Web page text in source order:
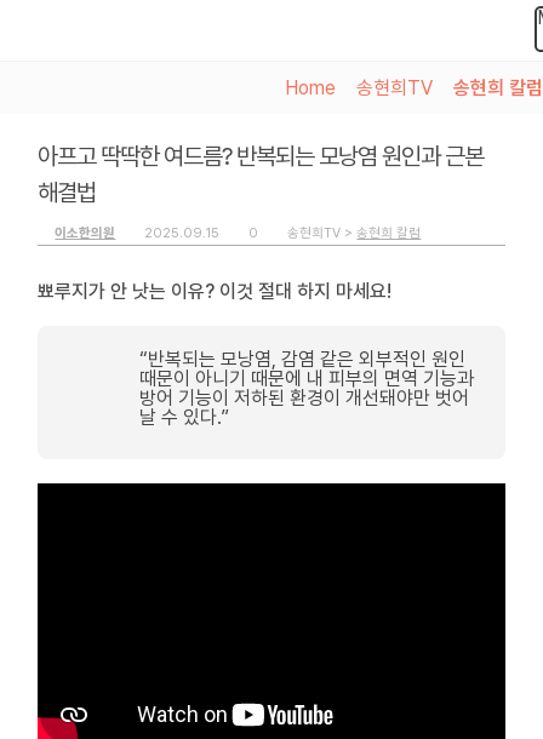
Home 송현희TV 송현희 칼럼
아프고 딱딱한 여드름? 반복되는 모낭염 원인과 근본
해결법
이소한의원 2025.09.15 0 송현희TV >송현희 칼럼
뾰루지가 안 낫는 이유? 이것 절대 하지 마세요!
“반복되는 모낭염, 감염 같은 외부적인 원인
때문이 아니기 때문에 내 피부의 면역 기능과
방어 기능이 저하된 환경이 개선돼야만 벗어
날 수 있다.”